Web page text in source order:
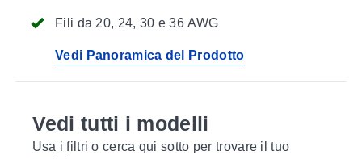
Fili da 20, 24, 30 e 36 AWG
Vedi Panoramica del Prodotto
Vedi tutti i modelli
Usa i filtri o cerca qui sotto per trovare il tuo